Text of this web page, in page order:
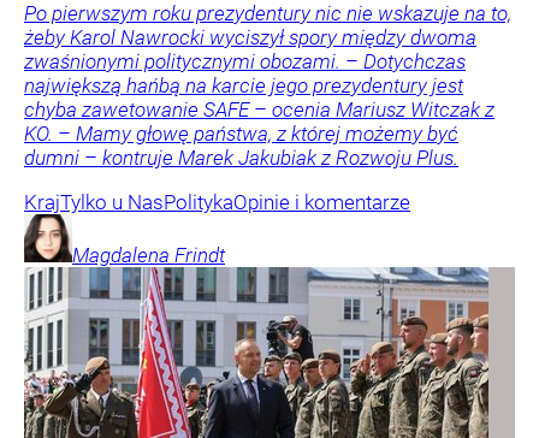
Po pierwszym roku prezydentury nic nie wskazuje na to,
żeby Karol Nawrocki wyciszył spory między dwoma
zwaśnionymi politycznymi obozami. – Dotychczas
największą hańbą na karcie jego prezydentury jest
chyba zawetowanie SAFE – ocenia Mariusz Witczak z
KO. – Mamy głowę państwa, z której możemy być
dumni – kontruje Marek Jakubiak z Rozwoju Plus.
KrajTylko u NasPolitykaOpinie i komentarze
Magdalena Frindt